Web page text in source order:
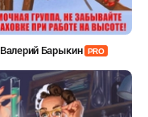
Валерий Барыкин PRO